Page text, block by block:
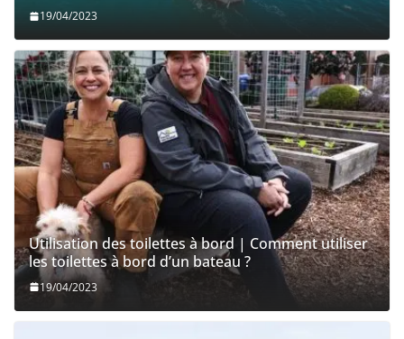
19/04/2023
Utilisation des toilettes à bord | Comment utiliser
les toilettes à bord d’un bateau ?
19/04/2023